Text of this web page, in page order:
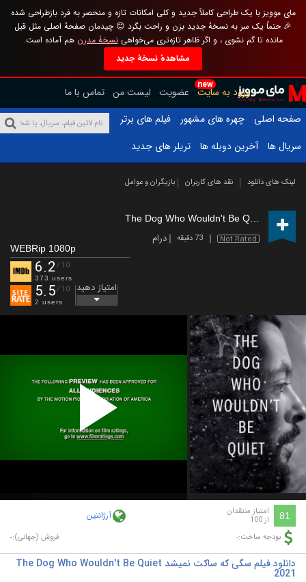
مای موویز با یک طراحی کاملاً جدید و کلی امکانات تازه و منحصر به فرد بازطراحی شده
🎉 حتماً یک سر به نسخهٔ جدید بزن و راحت بگرد 😊 چیدمان صفحهٔ اصلی مثل قبل
مانده تا گم نشوی ، و اگر ظاهر تازه‌تری می‌خواهینسخهٔ مدرن هم آماده است.
مشاهدهٔ نسخهٔ جدید
new
ورود به سایت عضویت لیست من تماس با ما
صفحه اصلی
چهره های مشهور
فیلم های برتر
سریال ها
آخرین دوبله ها تریلر های جدید
لینک های دانلود نقد های کاربران بازیگران و عوامل
(2021)
Not Rated 73 دقیقه درام
WEBRip 1080p
6.2 /10
373 users
5.5/10
2 users
امتیاز دهید
Play
Video
81 امتیاز منتقدان
از 100 آرژانتین
بودجه ساخت:- فروش (جهانی):-
دانلود فیلم سگی که ساکت نمیشد The Dog Who Wouldn't Be Quiet
2021